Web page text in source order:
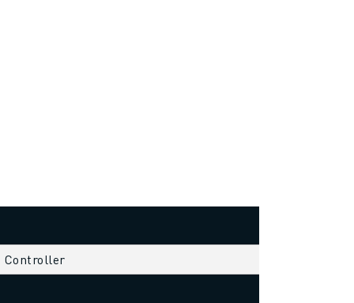
Controller